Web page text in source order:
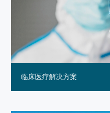
临床医疗解决方案